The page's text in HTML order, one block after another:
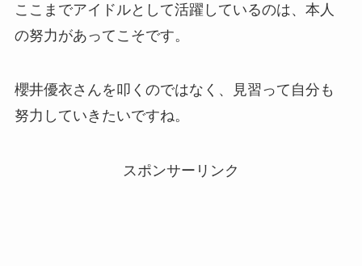
ここまでアイドルとして活躍しているのは、本人
の努力があってこそです。
櫻井優衣さんを叩くのではなく、見習って自分も
努力していきたいですね。
スポンサーリンク